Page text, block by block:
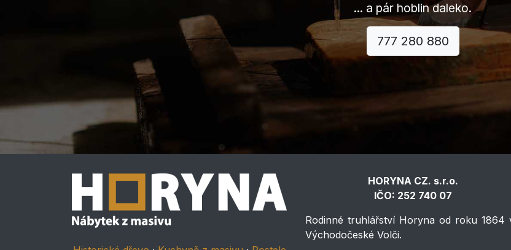
... a pár hoblin daleko.
777 280 880
HORYNA CZ. s.r.o.
IČO: 252 740 07
Rodinné truhlářství Horyna od roku 1864
Východočeské Volči.